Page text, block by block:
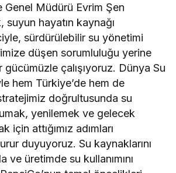
Genel Müdürü Evrim Şen
suyun hayatın kaynağı
sürdürülebilir su yönetimi
düşen sorumluluğu yerine
çalışıyoruz. Dünya Su
hem Türkiye’de hem de
doğrultusunda su
yenilemek ve gelecek
için attığımız adımları
duyuyoruz. Su kaynaklarını
ve üretimde su kullanımını